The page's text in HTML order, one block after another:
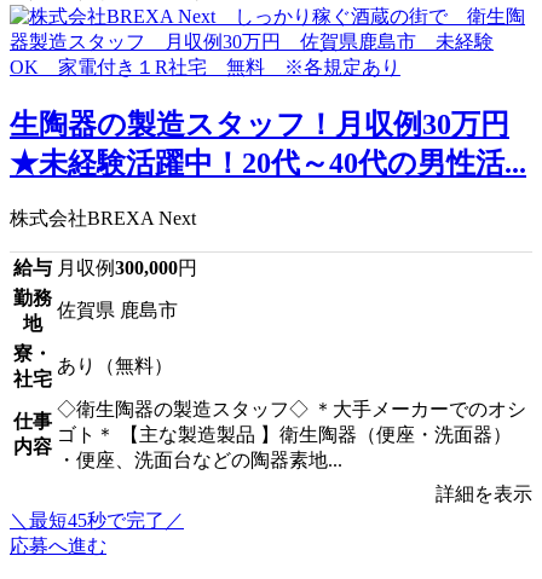
生陶器の製造スタッフ！月収例30万円
★未経験活躍中！20代～40代の男性活...
株式会社BREXA Next
給与 月収例300,000円
勤務
地
佐賀県 鹿島市
寮・
社宅
あり（無料）
仕事
内容
◇衛生陶器の製造スタッフ◇ ＊大手メーカーでのオシ
ゴト＊ 【主な製造製品 】衛生陶器（便座・洗面器）
・便座、洗面台などの陶器素地...
詳細を表示
＼最短45秒で完了／
応募へ進む